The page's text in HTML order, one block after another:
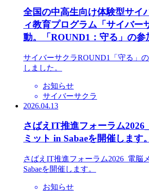
全国の中高生向け体験型サイ
ィ教育プログラム「サイバー
動。「ROUND1：守る」の参
サイバーサクラROUND1「守る」
しました。
お知らせ
サイバーサクラ
2026.04.13
さばえIT推進フォーラム
ミット in Sabaeを開催します。
さばえIT推進フォーラム2026_電脳
Sabaeを開催します。
お知らせ